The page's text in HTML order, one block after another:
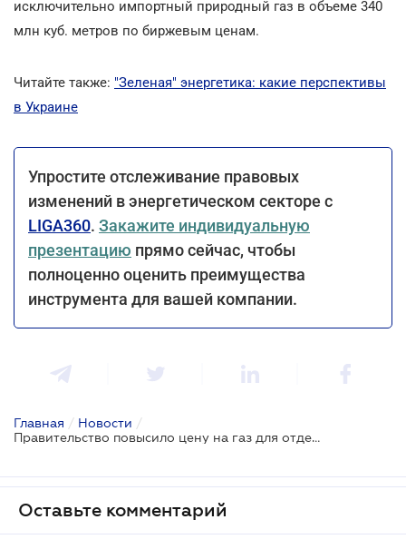
исключительно импортный природный газ в объеме 340
млн куб. метров по биржевым ценам.
Читайте также: "Зеленая" энергетика: какие перспективы
в Украине
Упростите отслеживание правовых
изменений в энергетическом секторе с
LIGA360. Закажите индивидуальную
презентацию прямо сейчас, чтобы
полноценно оценить преимущества
инструмента для вашей компании.
Главная / Новости /
Правительство повысило цену на газ для отдельных категорий потребителей
Оставьте комментарий